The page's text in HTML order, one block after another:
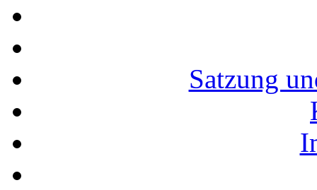
Satzung